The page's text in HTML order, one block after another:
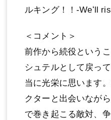
ルキング！！-Weʻll
＜コメント＞
前作から続役という
シュテルとして戻っ
当に光栄に思います
クターと出会いなが
で巻き起こる敵対、